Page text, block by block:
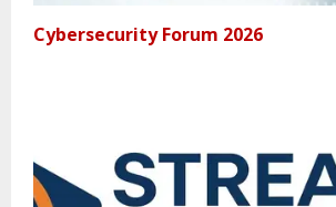
Cybersecurity Forum 2026